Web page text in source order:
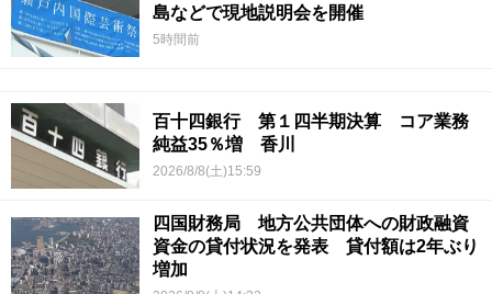
島などで現地説明会を開催
5時間前
百十四銀行 第１四半期決算 コア業務
純益35％増 香川
2026/8/8(土)15:59
四国財務局 地方公共団体への財政融資
資金の貸付状況を発表 貸付額は2年ぶり
増加